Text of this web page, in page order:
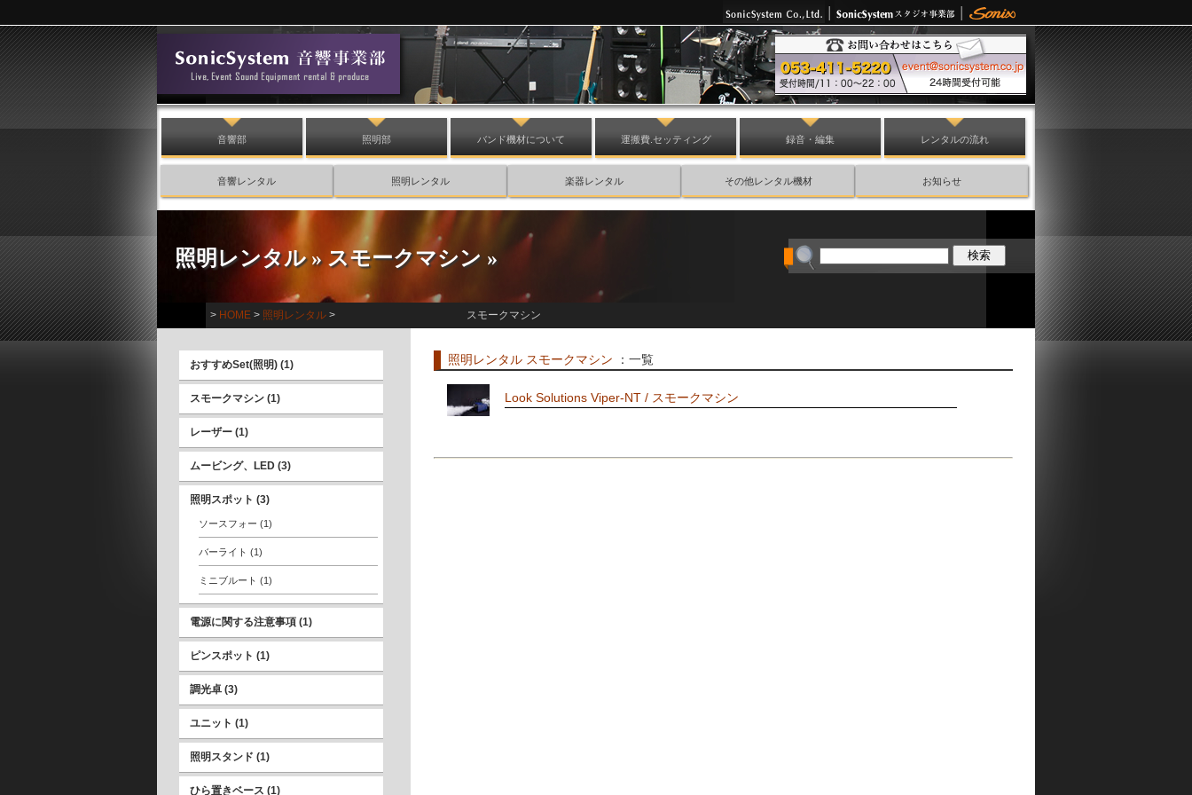
音響部 照明部 バンド機材について 運搬費.セッティング 録音・編集 レンタルの流れ
音響レンタル 照明レンタル 楽器レンタル その他レンタル機材 お知らせ
照明レンタル» スモークマシン »
> HOME > 照明レンタル > スモークマシン
おすすめSet(照明) (1)
スモークマシン (1)
レーザー (1)
ムービング、LED (3)
照明スポット (3)
ソースフォー (1)
バーライト (1)
ミニブルート (1)
電源に関する注意事項 (1)
ピンスポット (1)
調光卓 (3)
ユニット (1)
照明スタンド (1)
ひら置きベース (1)
照明レンタル スモークマシン ：一覧
Look Solutions Viper-NT / スモークマシン